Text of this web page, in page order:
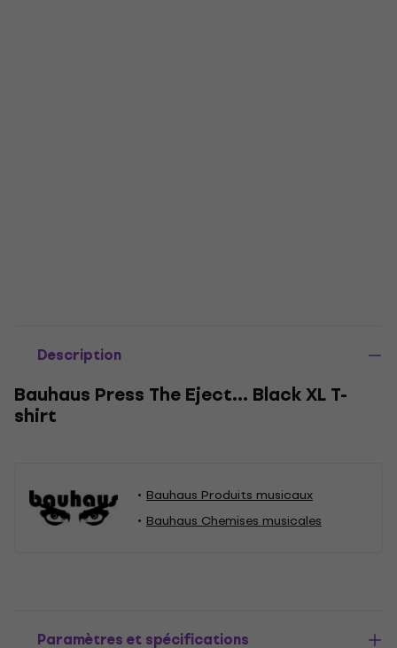
Description
Bauhaus Press The Eject… Black XL T-
shirt
Bauhaus Produits musicaux
Bauhaus Chemises musicales
Paramètres et spécifications